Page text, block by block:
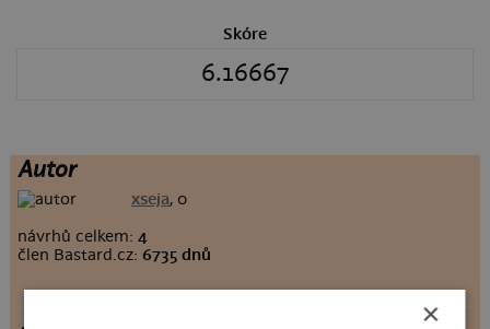
Skóre
6.16667
Autor
xseja, 0
návrhů celkem:4
člen Bastard.cz:6735 dnů
×